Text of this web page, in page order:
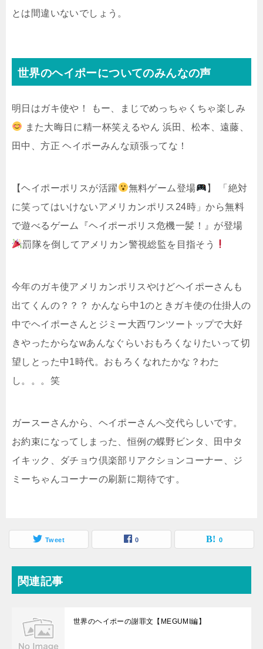
とは間違いないでしょう。
世界のヘイポーについてのみんなの声
明日はガキ使や！ もー、まじでめっちゃくちゃ楽しみ
また大晦日に精一杯笑えるやん 浜田、松本、遠藤、
田中、方正 ヘイポーみんな頑張ってな！
【ヘイポーポリスが活躍 無料ゲーム登場
】 「絶対
に笑ってはいけないアメリカンポリス24時」から無料
で遊べるゲーム『ヘイポーポリス危機一髪！』が登場
罰隊を倒してアメリカン警視総監を目指そう
今年のガキ使アメリカンポリスやけどヘイポーさんも
出てくんの？？？ かんなら中1のときガキ使の仕掛人の
中でヘイポーさんとジミー大西ワンツートップで大好
きやったからなwあんなぐらいおもろくなりたいって切
望しとった中1時代。おもろくなれたかな？わた
し。。。笑
ガースーさんから、ヘイポーさんへ交代らしいです。
お約束になってしまった、恒例の蝶野ビンタ、田中タ
イキック、ダチョウ倶楽部リアクションコーナー、ジ
ミーちゃんコーナーの刷新に期待です。
Tweet 0 0
関連記事
世界のヘイポーの謝罪文【MEGUMI編】